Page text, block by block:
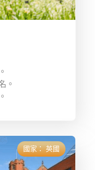
。
國家： 英國